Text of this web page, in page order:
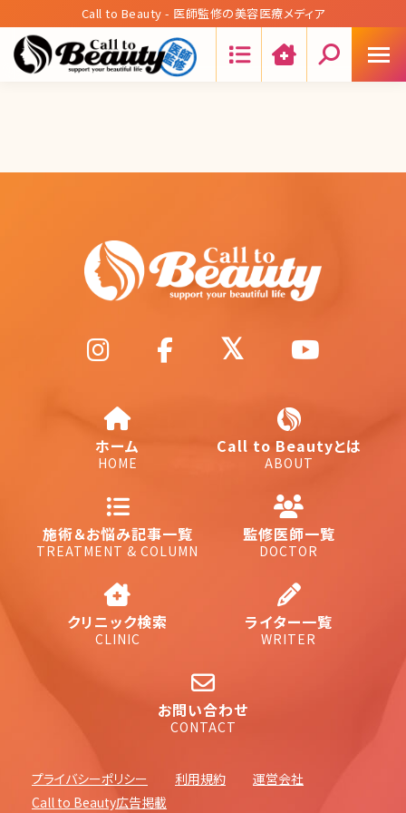
Call to Beauty - 医師監修の美容医療メディア
ホーム
HOME
Call to Beautyとは
ABOUT
施術＆お悩み記事一覧
TREATMENT & COLUMN
監修医師一覧
DOCTOR
クリニック検索
CLINIC
ライター一覧
WRITER
お問い合わせ
CONTACT
プライバシーポリシー 利用規約
運営会社
Call to Beauty広告掲載